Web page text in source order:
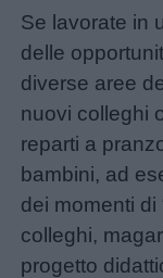
Se lavorate in
delle
diverse aree
nuovi colleghi
reparti a
bambini, ad
dei momenti di
colleghi,
progetto